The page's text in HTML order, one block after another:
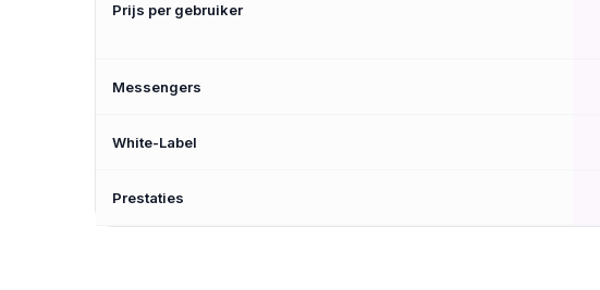
Prijs per gebruiker
Messengers
White-Label
Prestaties